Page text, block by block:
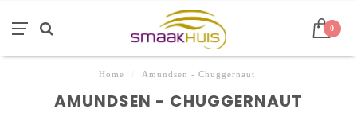
0
Home Amundsen - Chuggernaut
AMUNDSEN - CHUGGERNAUT